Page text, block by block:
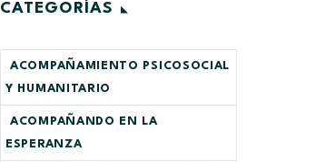
CATEGORÍAS
ACOMPAÑAMIENTO PSICOSOCIAL
Y HUMANITARIO
ACOMPAÑANDO EN LA
ESPERANZA